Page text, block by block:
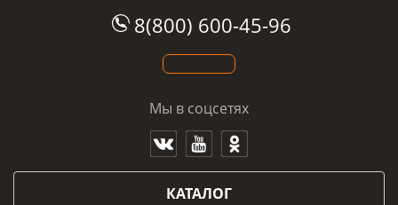
8(800) 600-45-96
Мы в соцсетях
КАТАЛОГ